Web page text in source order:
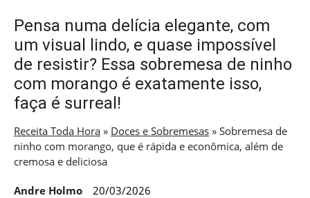
Pensa numa delícia elegante, com
um visual lindo, e quase impossível
de resistir? Essa sobremesa de ninho
com morango é exatamente isso,
faça é surreal!
Receita Toda Hora » Doces e Sobremesas » Sobremesa de
ninho com morango, que é rápida e econômica, além de
cremosa e deliciosa
Andre Holmo 20/03/2026